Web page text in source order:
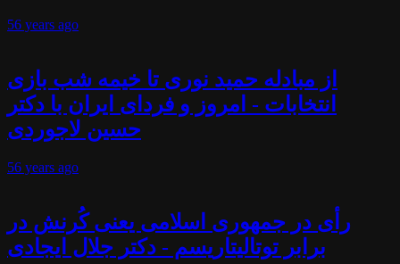
56 years ago
از مبادله حمید نوری تا خیمه شب بازی
انتخابات - امروز و فردای ایران با دکتر
حسین لاجوردی
56 years ago
رأی در جمهوری اسلامی یعنی کُرنش در
برابر توتالیتاریسم - دکتر جلال ایجادی